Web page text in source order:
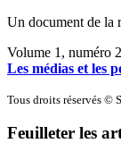
Un document de la
Volume 1, numéro
Les médias et les
Tous droits réservés ©
Feuilleter les